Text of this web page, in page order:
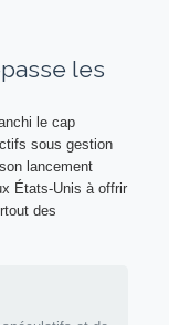
les
le cap
sous gestion
lancement
États‑Unis à offrir
des